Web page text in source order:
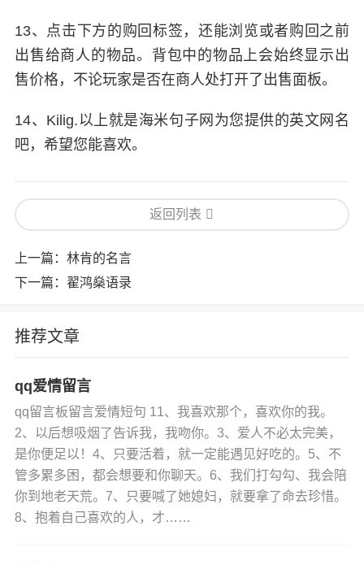
13、点击下方的购回标签，还能浏览或者购回之前
出售给商人的物品。背包中的物品上会始终显示出
售价格，不论玩家是否在商人处打开了出售面板。
14、Kilig.以上就是海米句子网为您提供的英文网名
吧，希望您能喜欢。
返回列表
上一篇： 林肯的名言
下一篇： 翟鸿燊语录
推荐文章
qq爱情留言
qq留言板留言爱情短句 11、我喜欢那个，喜欢你的我。
2、以后想吸烟了告诉我，我吻你。3、爱人不必太完美，
是你便足以！4、只要活着，就一定能遇见好吃的。5、不
管多累多困，都会想要和你聊天。6、我们打勾勾、我会陪
你到地老天荒。7、只要喊了她媳妇，就要拿了命去珍惜。
8、抱着自己喜欢的人，才……